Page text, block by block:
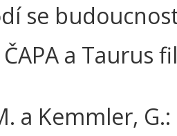
se
a Taurus
a Kemmler, G.: